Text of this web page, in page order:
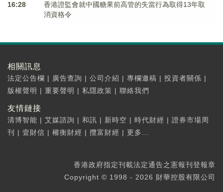
16:28
香港證監會就中國糖果前高管的失當行為取得13年取
消資格令
相關訊息
法定公告欄 | 廣告查詢 | 公司介紹 | 專欄邀稿 | 投資者關係 |
版權聲明 | 重要聲明 | 私隱政策 | 聯絡我們
友情鏈接
清博智能 | 艾媒諮詢 | 和訊 | 新時空 | 時代財經 | 證券市場周
刊
| 壹財信 | 權衡財經 | 攬富財經 | 更多...
香港政府指定刊載法定通告之憲報刊登報章
Copyright © 1998 - 2026 財華控股有限公司